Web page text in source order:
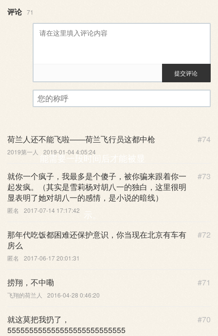
评论 71
评论审核已启用。您的评论可
能需要一段时间后才能被显
示。
提交评论
#74
荷兰人还不能飞啦——荷兰飞行员这都中枪
2019第一人 2019-01-04 4:05:24
#73
就你一个疯子，我最多是个傻子，被你骗来跟着你一
起发疯。（其实是雪莉杨对胡八一的独白，这里很明
显表明了她对胡八一的感情，是小说的暗线）
匿名 2017-07-14 17:17:42
#72
那年代吃饭都困难还保护意识，你当现在北京有车有
房么
匿名 2017-06-17 20:01:31
#71
捞翔，不中嘞
飞翔的荷兰人 2016-04-28 0:46:20
#70
就这莫把我扔了，
555555555555555555555555555